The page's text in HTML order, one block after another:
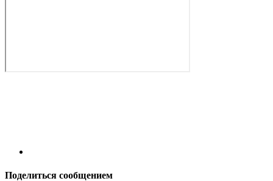
Поделиться сообщением